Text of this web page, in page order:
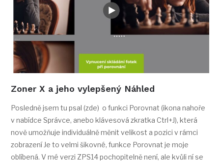
Zoner X a jeho vylepšený Náhled
Posledně jsem tu psal (zde) o funkci Porovnat (ikona nahoře
v nabídce Správce, anebo klávesová zkratka Ctrl+J), která
nově umožňuje individuálně měnit velikost a pozici v rámci
zobrazení Je to velmi šikovné, funkce Porovnat je moje
oblíbená. V mé verzi ZPS14 pochopitelně není, ale kvůli ní se